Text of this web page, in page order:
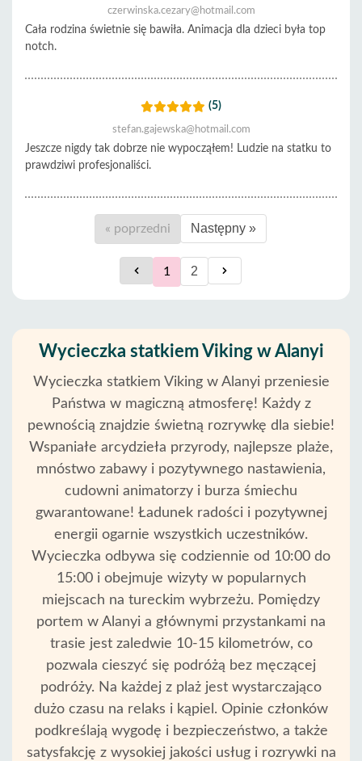
czerwinska.cezary@hotmail.com
Cała rodzina świetnie się bawiła. Animacja dla dzieci była top
notch.
(5)
stefan.gajewska@hotmail.com
Jeszcze nigdy tak dobrze nie wypocząłem! Ludzie na statku to
prawdziwi profesjonaliści.
« poprzedni Następny »
1 2
Wycieczka statkiem Viking w Alanyi
Wycieczka statkiem Viking w Alanyi przeniesie
Państwa w magiczną atmosferę! Każdy z
pewnością znajdzie świetną rozrywkę dla siebie!
Wspaniałe arcydzieła przyrody, najlepsze plaże,
mnóstwo zabawy i pozytywnego nastawienia,
cudowni animatorzy i burza śmiechu
gwarantowane! Ładunek radości i pozytywnej
energii ogarnie wszystkich uczestników.
Wycieczka odbywa się codziennie od 10:00 do
15:00 i obejmuje wizyty w popularnych
miejscach na tureckim wybrzeżu. Pomiędzy
portem w Alanyi a głównymi przystankami na
trasie jest zaledwie 10-15 kilometrów, co
pozwala cieszyć się podróżą bez męczącej
podróży. Na każdej z plaż jest wystarczająco
dużo czasu na relaks i kąpiel. Opinie członków
podkreślają wygodę i bezpieczeństwo, a także
satysfakcję z wysokiej jakości usług i rozrywki na